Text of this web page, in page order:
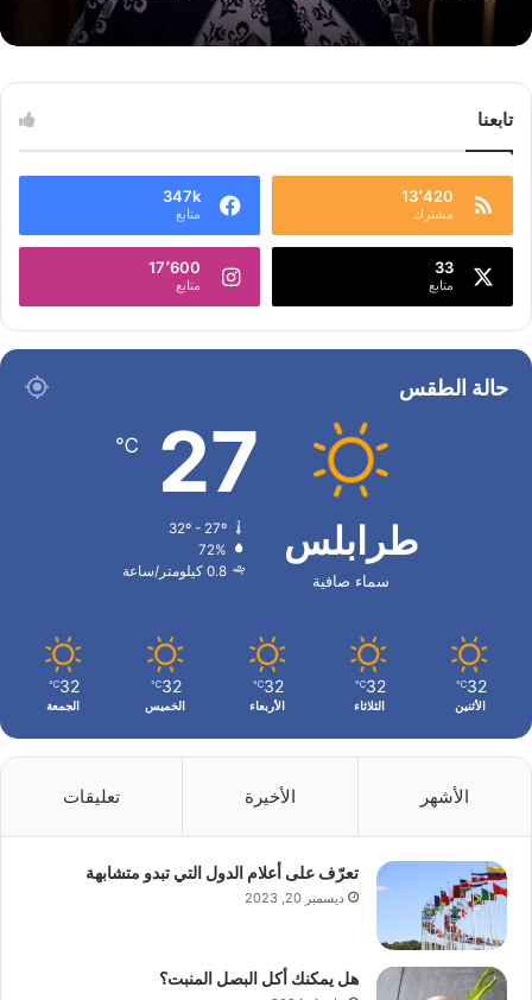
تابعنا
13٬420
مشترك
347k
متابع
33
متابع
17٬600
متابع
حالة الطقس
طرابلس
سماء صافية
27
℃
32º - 27º
72%
0.8 كيلومتر/ساعة
32
℃
الأثنين
32
℃
الثلاثاء
32
℃
الأربعاء
32
℃
الخميس
32
℃
الجمعة
الأشهر الأخيرة تعليقات
تعرّف على أعلام الدول التي تبدو متشابهة
ديسمبر 20, 2023
هل يمكنك أكل البصل المنبت؟